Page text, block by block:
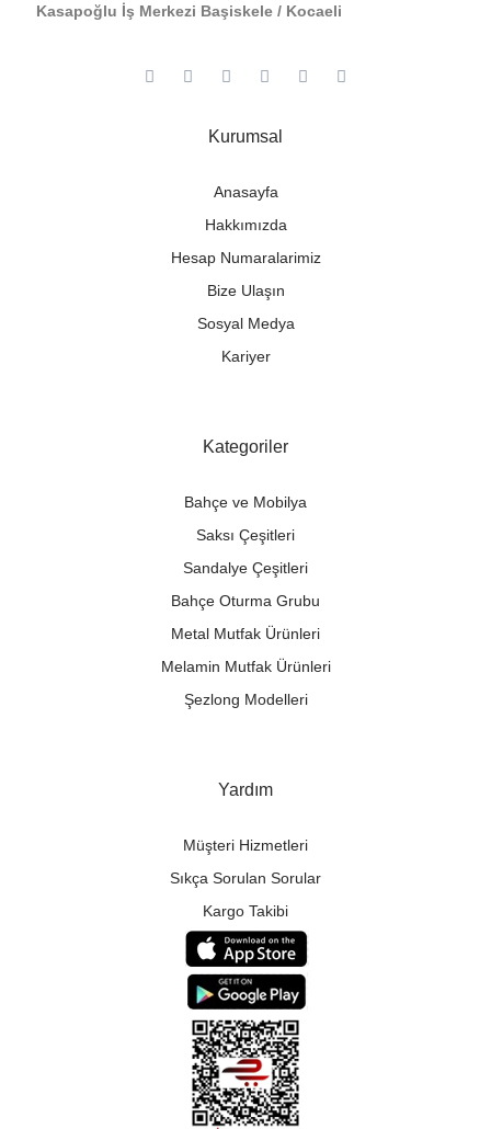
Kasapoğlu İş Merkezi Başiskele / Kocaeli
Kurumsal
Anasayfa
Hakkımızda
Hesap Numaralarimiz
Bize Ulaşın
Sosyal Medya
Kariyer
Kategoriler
Bahçe ve Mobilya
Saksı Çeşitleri
Sandalye Çeşitleri
Bahçe Oturma Grubu
Metal Mutfak Ürünleri
Melamin Mutfak Ürünleri
Şezlong Modelleri
Yardım
Müşteri Hizmetleri
Sıkça Sorulan Sorular
Kargo Takibi